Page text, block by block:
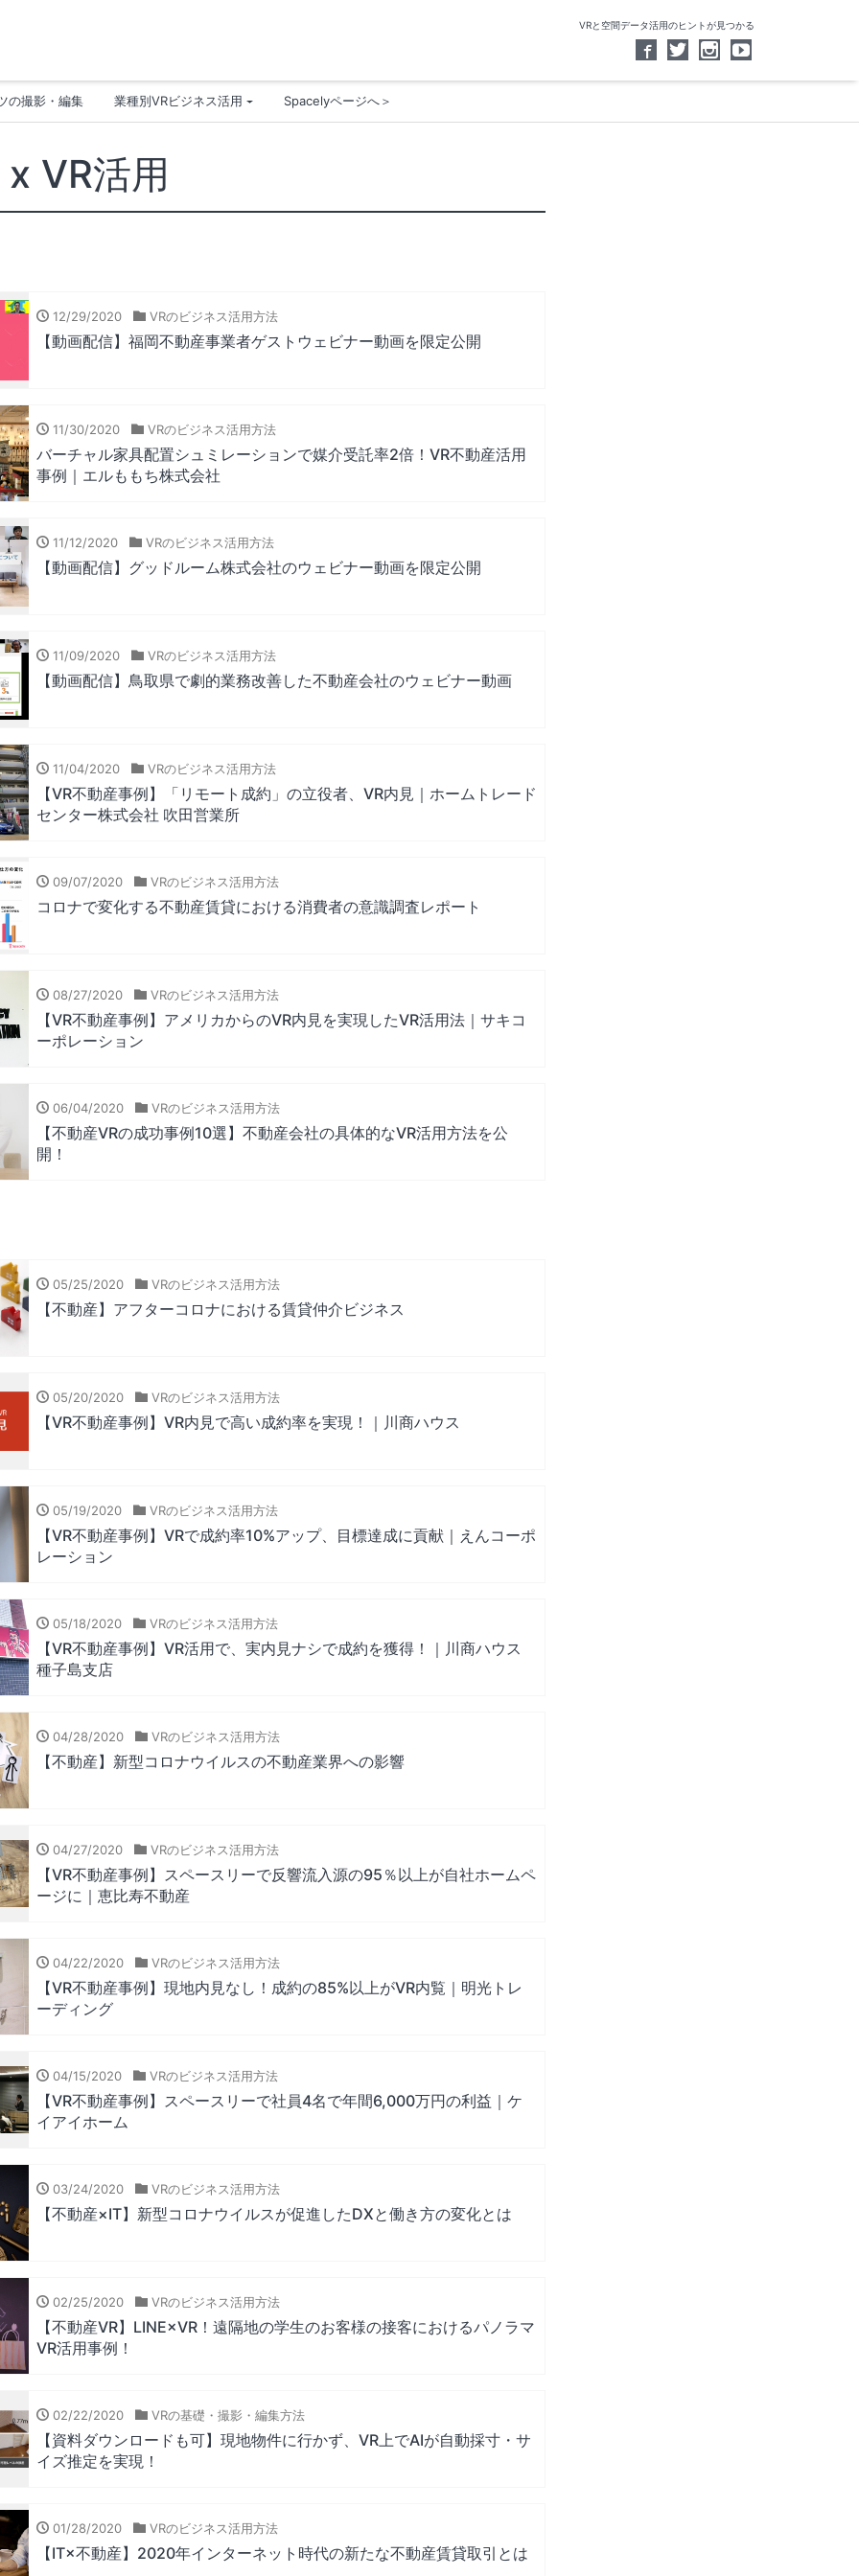
VRと空間データ活用のヒントが見つかる
の撮影・編集 業種別VRビジネス活用 Spacelyページへ＞
VR活用
12/29/2020 VRのビジネス活用方法
【動画配信】福岡不動産事業者ゲストウェビナー動画を限定公開
11/30/2020 VRのビジネス活用方法
バーチャル家具配置シュミレーションで媒介受託率2倍！VR不動産活用
事例｜エルももち株式会社
11/12/2020 VRのビジネス活用方法
【動画配信】グッドルーム株式会社のウェビナー動画を限定公開
11/09/2020 VRのビジネス活用方法
【動画配信】鳥取県で劇的業務改善した不動産会社のウェビナー動画
11/04/2020 VRのビジネス活用方法
【VR不動産事例】「リモート成約」の立役者、VR内見｜ホームトレード
センター株式会社 吹田営業所
09/07/2020 VRのビジネス活用方法
コロナで変化する不動産賃貸における消費者の意識調査レポート
08/27/2020 VRのビジネス活用方法
【VR不動産事例】アメリカからのVR内見を実現したVR活用法｜サキコ
ーポレーション
06/04/2020 VRのビジネス活用方法
【不動産VRの成功事例10選】不動産会社の具体的なVR活用方法を公
開！
05/25/2020 VRのビジネス活用方法
【不動産】アフターコロナにおける賃貸仲介ビジネス
05/20/2020 VRのビジネス活用方法
【VR不動産事例】VR内見で高い成約率を実現！｜川商ハウス
05/19/2020 VRのビジネス活用方法
【VR不動産事例】VRで成約率10%アップ、目標達成に貢献｜えんコーポ
レーション
05/18/2020 VRのビジネス活用方法
【VR不動産事例】VR活用で、実内見ナシで成約を獲得！｜川商ハウス
種子島支店
04/28/2020 VRのビジネス活用方法
【不動産】新型コロナウイルスの不動産業界への影響
04/27/2020 VRのビジネス活用方法
【VR不動産事例】スペースリーで反響流入源の95％以上が自社ホームペ
ージに｜恵比寿不動産
04/22/2020 VRのビジネス活用方法
【VR不動産事例】現地内見なし！成約の85%以上がVR内覧｜明光トレ
ーディング
04/15/2020 VRのビジネス活用方法
【VR不動産事例】スペースリーで社員4名で年間6,000万円の利益｜ケ
イアイホーム
03/24/2020 VRのビジネス活用方法
【不動産×IT】新型コロナウイルスが促進したDXと働き方の変化とは
02/25/2020 VRのビジネス活用方法
【不動産VR】LINE×VR！遠隔地の学生のお客様の接客におけるパノラマ
VR活用事例！
02/22/2020 VRの基礎・撮影・編集方法
【資料ダウンロードも可】現地物件に行かず、VR上でAIが自動採寸・サ
イズ推定を実現！
01/28/2020 VRのビジネス活用方法
【IT×不動産】2020年インターネット時代の新たな不動産賃貸取引とは